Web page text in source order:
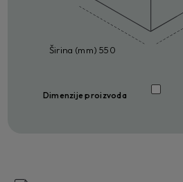
Širina (mm) 550
Dimenzije proizvoda